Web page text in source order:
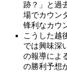
跡？」と過
場でカウン
锋利なカウ
こうした越
では興味深
の報導によ
の勝利予想